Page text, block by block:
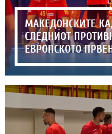
МАКЕДОНСКИТЕ
СЛЕДНИОТ
ЕВРОПСКОТО